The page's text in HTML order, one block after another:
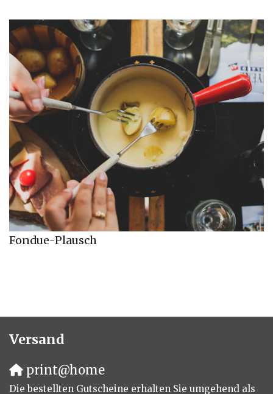
Fondue-Plausch
Versand
print@home
Die bestellten Gutscheine erhalten Sie umgehend als